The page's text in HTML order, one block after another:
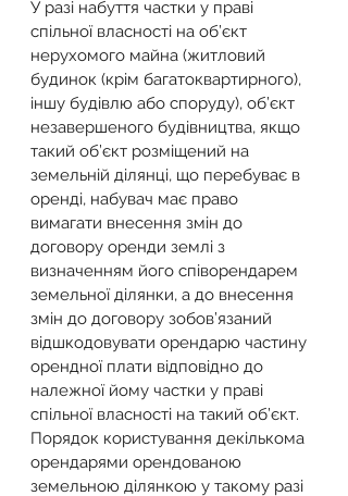
У разі набуття частки у праві
спільної власності на об’єкт
нерухомого майна (житловий
будинок (крім багатоквартирного),
іншу будівлю або споруду), об’єкт
незавершеного будівництва, якщо
такий об’єкт розміщений на
земельній ділянці, що перебуває в
оренді, набувач має право
вимагати внесення змін до
договору оренди землі з
визначенням його співорендарем
земельної ділянки, а до внесення
змін до договору зобов’язаний
відшкодовувати орендарю частину
орендної плати відповідно до
належної йому частки у праві
спільної власності на такий об’єкт.
Порядок користування декількома
орендарями орендованою
земельною ділянкою у такому разі